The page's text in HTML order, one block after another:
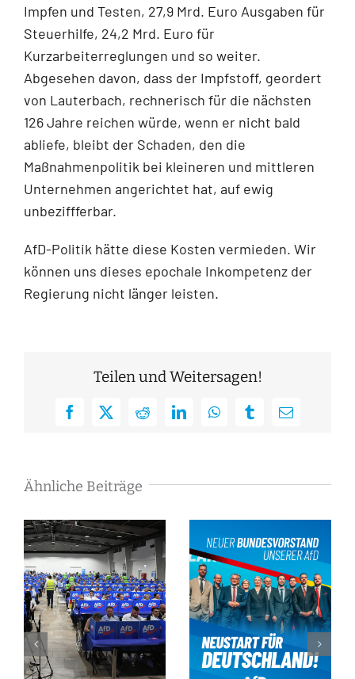
Impfen und Testen, 27,9 Mrd. Euro Ausgaben für
Steuerhilfe, 24,2 Mrd. Euro für
Kurzarbeiterreglungen und so weiter.
Abgesehen davon, dass der Impfstoff, geordert
von Lauterbach, rechnerisch für die nächsten
126 Jahre reichen würde, wenn er nicht bald
abliefe, bleibt der Schaden, den die
Maßnahmenpolitik bei kleineren und mittleren
Unternehmen angerichtet hat, auf ewig
unbeziffferbar.
AfD-Politik hätte diese Kosten vermieden. Wir
können uns dieses epochale Inkompetenz der
Regierung nicht länger leisten.
Teilen und Weitersagen!
Facebook
X RedditLinkedInWhatsAppTumblrE-
Ähnliche Beiträge